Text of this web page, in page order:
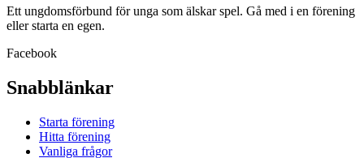
Ett ungdomsförbund för unga som älskar spel. Gå med i en förening
eller starta en egen.
Facebook
Snabblänkar
Starta förening
Hitta förening
Vanliga frågor